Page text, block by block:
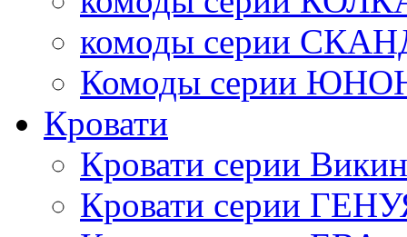
комоды серии
Комоды серии
Кровати
Кровати серии
Кровати серии